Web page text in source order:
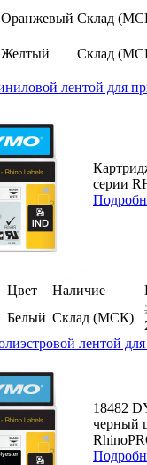
Оранжевый Склад
Желтый Склад
лентой для
серии
Цвет Наличие
Белый Склад (МСК)
лентой
18482
черный